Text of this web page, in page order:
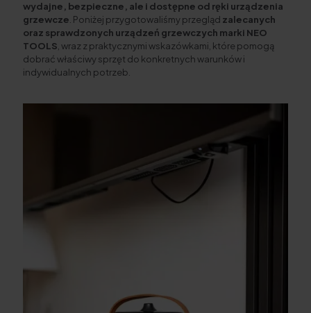
wydajne, bezpieczne, ale i dostępne od ręki urządzenia
grzewcze . Poniżej przygotowaliśmy przegląd zalecanych
oraz sprawdzonych urządzeń grzewczych marki NEO
TOOLS , wraz z praktycznymi wskazówkami, które pomogą
dobrać właściwy sprzęt do konkretnych warunków i
indywidualnych potrzeb.